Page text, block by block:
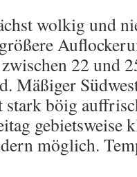
wolkig und
22 und
Mäßiger
stark böig
gebietsweise
möglich.